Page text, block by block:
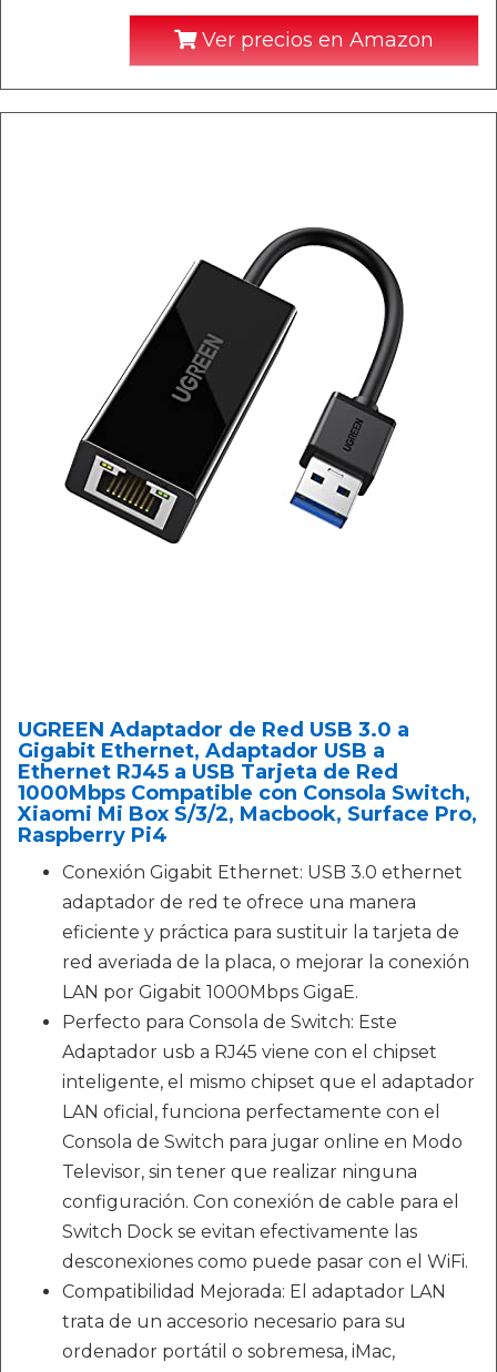
Ver precios en Amazon
UGREEN Adaptador de Red USB 3.0 a
Gigabit Ethernet, Adaptador USB a
Ethernet RJ45 a USB Tarjeta de Red
1000Mbps Compatible con Consola Switch,
Xiaomi Mi Box S/3/2, Macbook, Surface Pro,
Raspberry Pi4
Conexión Gigabit Ethernet: USB 3.0 ethernet
adaptador de red te ofrece una manera
eficiente y práctica para sustituir la tarjeta de
red averiada de la placa, o mejorar la conexión
LAN por Gigabit 1000Mbps GigaE.
Perfecto para Consola de Switch: Este
Adaptador usb a RJ45 viene con el chipset
inteligente, el mismo chipset que el adaptador
LAN oficial, funciona perfectamente con el
Consola de Switch para jugar online en Modo
Televisor, sin tener que realizar ninguna
configuración. Con conexión de cable para el
Switch Dock se evitan efectivamente las
desconexiones como puede pasar con el WiFi.
Compatibilidad Mejorada: El adaptador LAN
trata de un accesorio necesario para su
ordenador portátil o sobremesa, iMac,